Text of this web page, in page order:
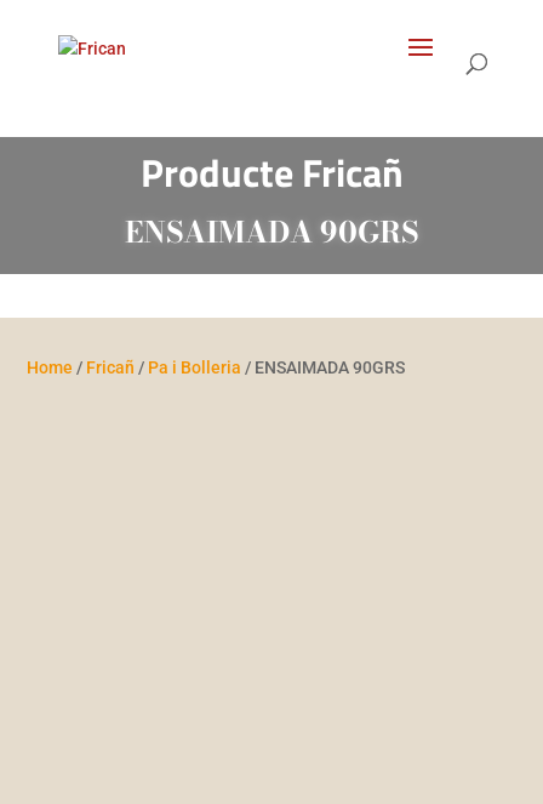
Producte Fricañ
ENSAIMADA 90GRS
Home / Fricañ / Pa i Bolleria / ENSAIMADA 90GRS